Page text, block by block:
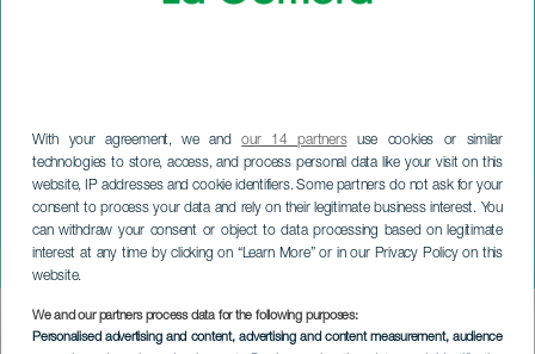
With your agreement, we andour 14 partnersuse cookies or similar
technologies to store, access, and process personal data like your visit on this
website, IP addresses and cookie identifiers. Some partners do not ask for your
consent to process your data and rely on their legitimate business interest. You
can withdraw your consent or object to data processing based on legitimate
interest at any time by clicking on “Learn More” or in our Privacy Policy on this
website.
We and our partners process data for the following purposes:
Personalised advertising and content, advertising and content measurement, audience
Nyttårsaftenfest
LA GOMERA
Imagen
Listado